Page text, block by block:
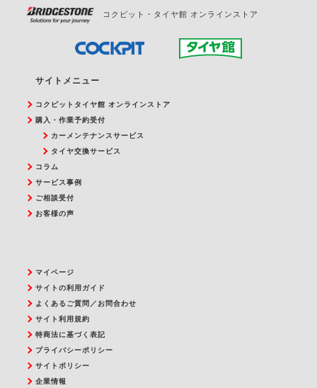
コクピット・タイヤ館 オンラインストア
サイトメニュー
コクピットタイヤ館 オンラインストア
購入・作業予約受付
カーメンテナンスサービス
タイヤ交換サービス
コラム
サービス事例
ご相談受付
お客様の声
マイページ
サイトの利用ガイド
よくあるご質問／お問合わせ
サイト利用規約
特商法に基づく表記
プライバシーポリシー
サイトポリシー
企業情報